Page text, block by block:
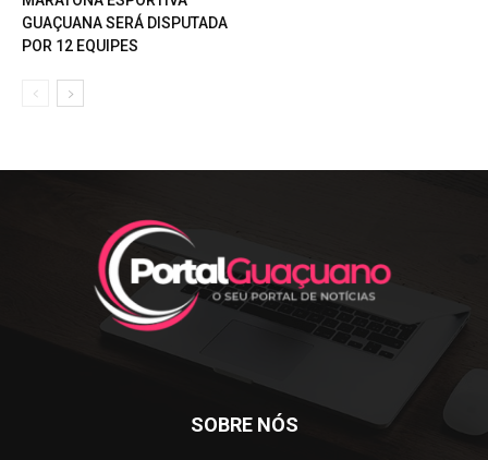
GUAÇUANA SERÁ DISPUTADA
POR 12 EQUIPES
SOBRE NÓS